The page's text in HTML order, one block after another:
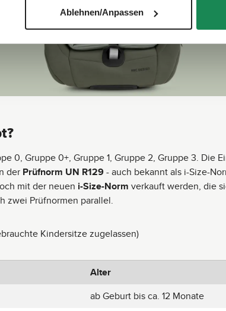
Ablehnen/Anpassen
0, Gruppe 0+, Gruppe 1, Gruppe 2, Gruppe 3.
der Prüfnorm UN R129- auch bekannt als i-Size-
mit der neuen i-Size-Norm verkauft werden, die
zwei Prüfnormen parallel.
Kindersitze zugelassen)
Alter
ab Geburt bis ca. 12 Monate